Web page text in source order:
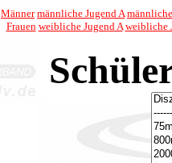
Männer männliche Jugend A
Frauen weibliche Jugend A weibliche